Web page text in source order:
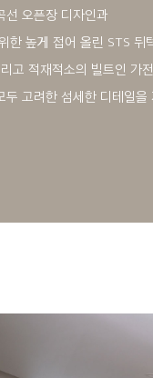
선 오픈장 디자인과
한 높게 접어 올린 STS 뒤
고 적재적소의 빌트인 가
두 고려한 섬세한 디테일을